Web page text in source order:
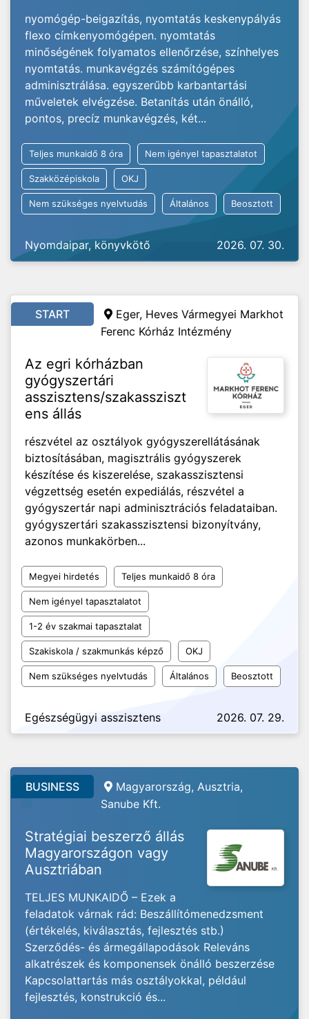
nyomógép-beigazítás, nyomtatás keskenypályás
flexo címkenyomógépen. nyomtatás
minőségének folyamatos ellenőrzése, színhelyes
nyomtatás. munkavégzés számítógépes
adminisztrálása. egyszerűbb karbantartási
műveletek elvégzése. Betanítás után önálló,
pontos, precíz munkavégzés, két...
Teljes munkaidő 8 óra Nem igényel tapasztalatot
Szakközépiskola OKJ
Nem szükséges nyelvtudás Általános Beosztott
Nyomdaipar, könyvkötő 2026. 07. 30.
START
Eger, Heves Vármegyei Markhot
Ferenc Kórház Intézmény
Az egri kórházban
gyógyszertári
asszisztens/szakassziszt
ens állás
részvétel az osztályok gyógyszerellátásának
biztosításában, magisztrális gyógyszerek
készítése és kiszerelése, szakasszisztensi
végzettség esetén expediálás, részvétel a
gyógyszertár napi adminisztrációs feladataiban.
gyógyszertári szakasszisztensi bizonyítvány,
azonos munkakörben...
Megyei hirdetés Teljes munkaidő 8 óra
Nem igényel tapasztalatot
1-2 év szakmai tapasztalat
Szakiskola / szakmunkás képző OKJ
Nem szükséges nyelvtudás Általános Beosztott
Egészségügyi asszisztens 2026. 07. 29.
BUSINESS
Magyarország, Ausztria,
Sanube Kft.
Stratégiai beszerző állás
Magyarországon vagy
Ausztriában
TELJES MUNKAIDŐ – Ezek a
feladatok várnak rád: Beszállítómenedzsment
(értékelés, kiválasztás, fejlesztés stb.)
Szerződés- és ármegállapodások Releváns
alkatrészek és komponensek önálló beszerzése
Kapcsolattartás más osztályokkal, például
fejlesztés, konstrukció és...